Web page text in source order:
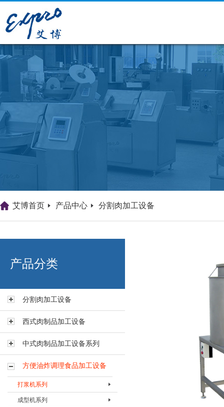
艾博肉类科技（浙江）有限
艾博首页 产品中心 分割肉加工设备
产品分类
分割肉加工设备
西式肉制品加工设备
中式肉制品加工设备系列
方便油炸调理食品加工设备
打浆机系列
打浆机BDJJ-80
成型机系列